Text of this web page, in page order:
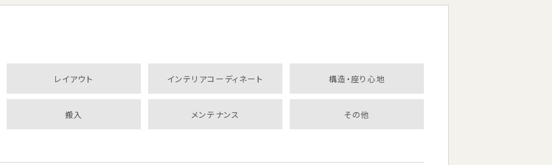
レイアウト インテリアコーディネート 構造・座り心地
搬入 メンテナンス その他